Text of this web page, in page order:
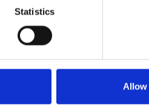
Statistics
Allow